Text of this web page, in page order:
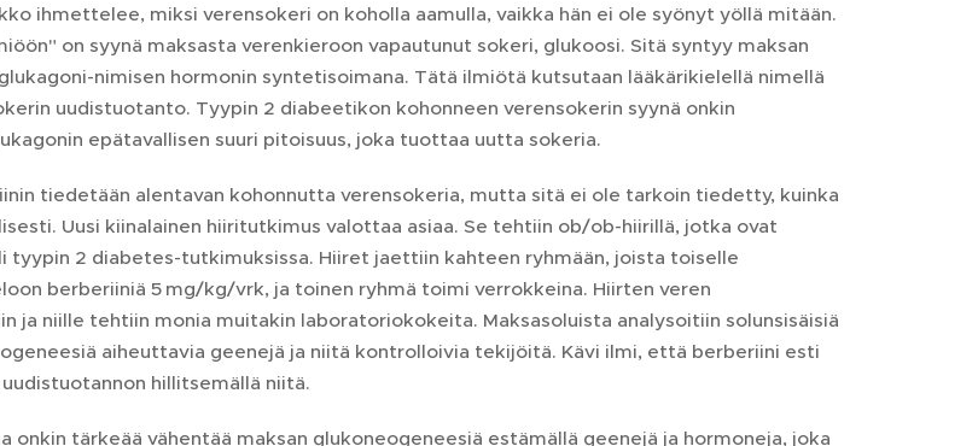
ihmettelee, miksi verensokeri on koholla aamulla, vaikka hän ei ole syönyt yöllä mitään.
on syynä maksasta verenkieroon vapautunut sokeri, glukoosi. Sitä syntyy maksan
nimisen hormonin syntetisoimana. Tätä ilmiötä kutsutaan lääkärikielellä nimellä
uudistuotanto. Tyypin 2 diabeetikon kohonneen verensokerin syynä onkin
epätavallisen suuri pitoisuus, joka tuottaa uutta sokeria.
tiedetään alentavan kohonnutta verensokeria, mutta sitä ei ole tarkoin tiedetty, kuinka
Uusi kiinalainen hiiritutkimus valottaa asiaa. Se tehtiin ob/ob-hiirillä, jotka ovat
tyypin 2 diabetes-tutkimuksissa. Hiiret jaettiin kahteen ryhmään, joista toiselle
berberiiniä 5 mg/kg/vrk, ja toinen ryhmä toimi verrokkeina. Hiirten veren
ja niille tehtiin monia muitakin laboratoriokokeita. Maksasoluista analysoitiin solunsisäisiä
aiheuttavia geenejä ja niitä kontrolloivia tekijöitä. Kävi ilmi, että berberiini esti
hillitsemällä niitä.
onkin tärkeää vähentää maksan glukoneogeneesiä estämällä geenejä ja hormoneja, joka